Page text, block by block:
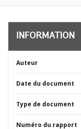
INFORMATION
Auteur
Date du document
Type de document
Numéro du rapport